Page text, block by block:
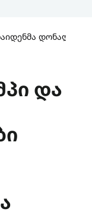
დონალდ
და